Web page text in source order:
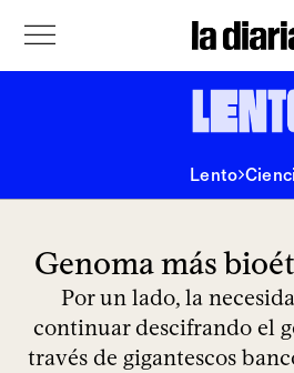
Lento
Genoma más
Por un lado, la
continuar descifrando el
través de gigantescos